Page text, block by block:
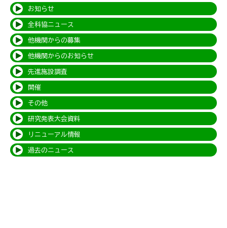
お知らせ
全科協ニュース
他機関からの募集
他機関からのお知らせ
先進施設調査
開催
その他
研究発表大会資料
リニューアル情報
過去のニュース